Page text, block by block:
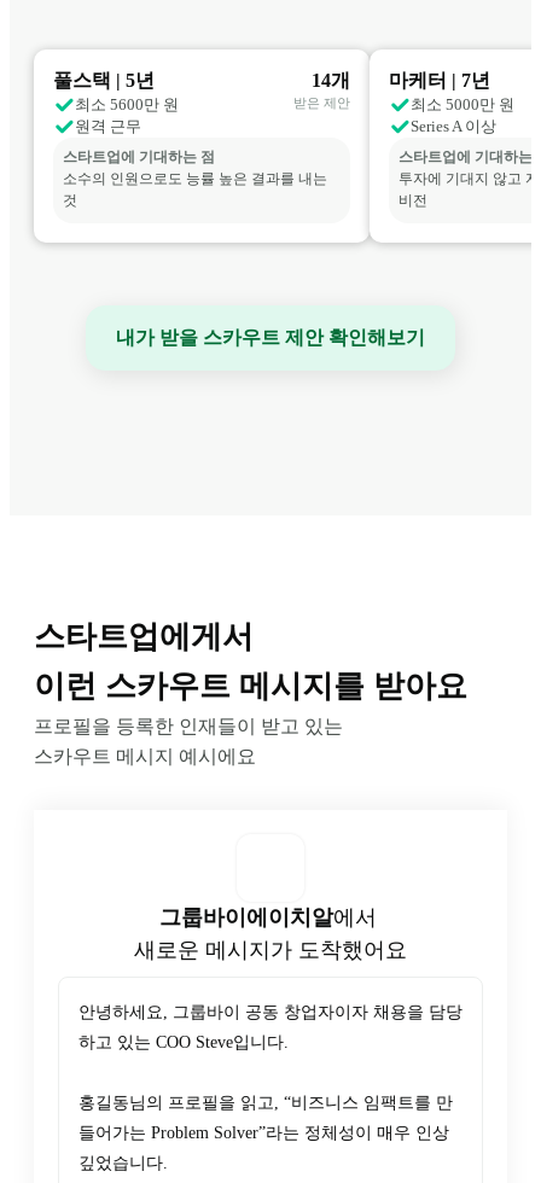
14개
받은 제안
풀스택 | 5년
최소 5600만 원
원격 근무
스타트업에 기대하는 점
소수의 인원으로도 능률 높은 결과를 내는
것
마케터 | 7년
최소 5000만 원
Series A 이상
스타트업에 기대하는
투자에 기대지 않고
비전
내가 받을 스카우트 제안 확인해보기
스타트업에게서
이런 스카우트 메시지를 받아요
프로필을 등록한 인재들이 받고 있는
스카우트 메시지 예시에요
그룹바이에이치알에서
새로운 메시지가 도착했어요
안녕하세요, 그룹바이 공동 창업자이자 채용을 담당
하고 있는 COO Steve입니다.
홍길동님의 프로필을 읽고, “비즈니스 임팩트를 만
들어가는 Problem Solver”라는 정체성이 매우 인상
깊었습니다.